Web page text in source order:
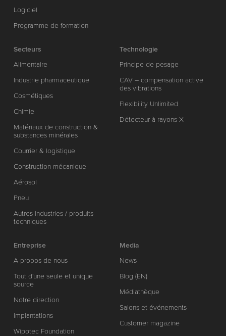
Logiciel
Programme de formation
Secteurs
Alimentaire
Industrie pharmaceutique
Cosmétiques
Chimie
Matériaux de construction &
substances minérales
Courrier & logistique
Construction mécanique
Aérosol
Pneu
Autres industries / produits
techniques
Technologie
Principe de pesage
CAV – compensation active
des vibrations
Flexibility Unlimited
Détecteur à rayons X
Entreprise
A propos de nous
Tout d'une seule et unique
source
Notre direction
Implantations
Wipotec Foundation
Media
News
Blog (EN)
Médiathèque
Salons et événements
Customer magazine